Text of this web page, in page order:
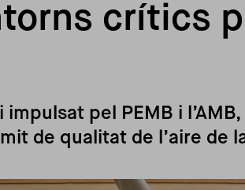
crítics
impulsat pel PEMB i
de qualitat de l’aire de